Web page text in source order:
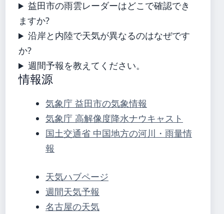
益田市の雨雲レーダーはどこで確認でき
ますか?
沿岸と内陸で天気が異なるのはなぜです
か?
週間予報を教えてください。
情報源
気象庁 益田市の気象情報
気象庁 高解像度降水ナウキャスト
国土交通省 中国地方の河川・雨量情
報
天気ハブページ
週間天気予報
名古屋の天気